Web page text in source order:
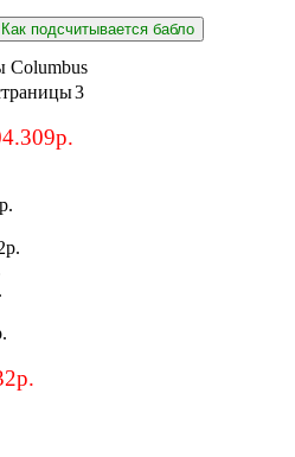
Как подсчитывается бабло
Columbus
3